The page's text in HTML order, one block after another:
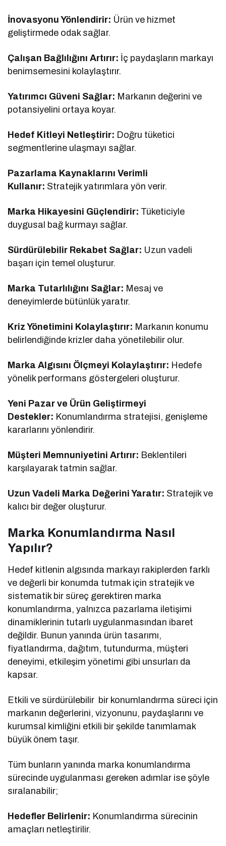
İnovasyonu Yönlendirir: Ürün ve hizmet
geliştirmede odak sağlar.
Çalışan Bağlılığını Artırır: İç paydaşların markayı
benimsemesini kolaylaştırır.
Yatırımcı Güveni Sağlar: Markanın değerini ve
potansiyelini ortaya koyar.
Hedef Kitleyi Netleştirir: Doğru tüketici
segmentlerine ulaşmayı sağlar.
Pazarlama Kaynaklarını Verimli
Kullanır: Stratejik yatırımlara yön verir.
Marka Hikayesini Güçlendirir: Tüketiciyle
duygusal bağ kurmayı sağlar.
Sürdürülebilir Rekabet Sağlar: Uzun vadeli
başarı için temel oluşturur.
Marka Tutarlılığını Sağlar: Mesaj ve
deneyimlerde bütünlük yaratır.
Kriz Yönetimini Kolaylaştırır: Markanın konumu
belirlendiğinde krizler daha yönetilebilir olur.
Marka Algısını Ölçmeyi Kolaylaştırır: Hedefe
yönelik performans göstergeleri oluşturur.
Yeni Pazar ve Ürün Geliştirmeyi
Destekler: Konumlandırma stratejisi, genişleme
kararlarını yönlendirir.
Müşteri Memnuniyetini Artırır: Beklentileri
karşılayarak tatmin sağlar.
Uzun Vadeli Marka Değerini Yaratır: Stratejik ve
kalıcı bir değer oluşturur.
Marka Konumlandırma Nasıl
Yapılır?
Hedef kitlenin algısında markayı rakiplerden farklı
ve değerli bir konumda tutmak için stratejik ve
sistematik bir süreç gerektiren marka
konumlandırma, yalnızca pazarlama iletişimi
dinamiklerinin tutarlı uygulanmasından ibaret
değildir. Bunun yanında ürün tasarımı,
fiyatlandırma, dağıtım, tutundurma, müşteri
deneyimi, etkileşim yönetimi gibi unsurları da
kapsar.
Etkili ve sürdürülebilir bir konumlandırma süreci için
markanın değerlerini, vizyonunu, paydaşlarını ve
kurumsal kimliğini etkili bir şekilde tanımlamak
büyük önem taşır.
Tüm bunların yanında marka konumlandırma
sürecinde uygulanması gereken adımlar ise şöyle
sıralanabilir;
Hedefler Belirlenir: Konumlandırma sürecinin
amaçları netleştirilir.